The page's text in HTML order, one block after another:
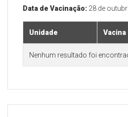
Data de Vacinação: 28 de
Unidade Vacina
Nenhum resultado foi